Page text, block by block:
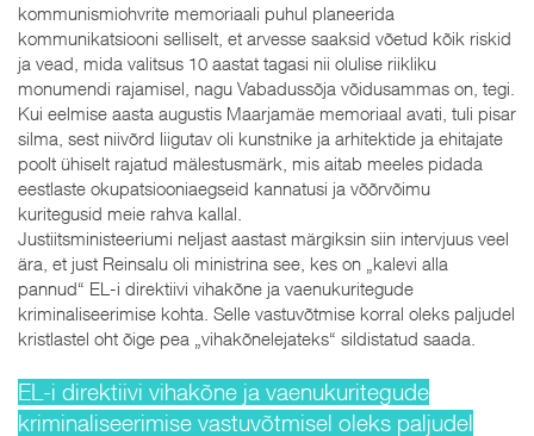
kommunismiohvrite memoriaali puhul planeerida
kommunikatsiooni selliselt, et arvesse saaksid võetud kõik riskid
ja vead, mida valitsus 10 aastat tagasi nii olulise riikliku
monumendi rajamisel, nagu Vabadussõja võidusammas on, tegi.
Kui eelmise aasta augustis Maarjamäe memoriaal avati, tuli pisar
silma, sest niivõrd liigutav oli kunstnike ja arhitektide ja ehitajate
poolt ühiselt rajatud mälestusmärk, mis aitab meeles pidada
eestlaste okupatsiooniaegseid kannatusi ja võõrvõimu
kuritegusid meie rahva kallal.
Justiitsministeeriumi neljast aastast märgiksin siin intervjuus veel
ära, et just Reinsalu oli ministrina see, kes on „kalevi alla
pannud“ EL-i direktiivi vihakõne ja vaenukuritegude
kriminaliseerimise kohta. Selle vastuvõtmise korral oleks paljudel
kristlastel oht õige pea „vihakõnelejateks“ sildistatud saada.
EL-i direktiivi vihakõne ja vaenukuritegude
kriminaliseerimise vastuvõtmisel oleks paljudel